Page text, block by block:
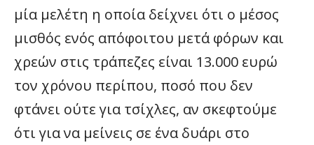
μία μελέτη η οποία δείχνει ότι ο μέσος
μισθός ενός απόφοιτου μετά φόρων και
χρεών στις τράπεζες είναι 13.000 ευρώ
τον χρόνου περίπου, ποσό που δεν
φτάνει ούτε για τσίχλες, αν σκεφτούμε
ότι για να μείνεις σε ένα δυάρι στο